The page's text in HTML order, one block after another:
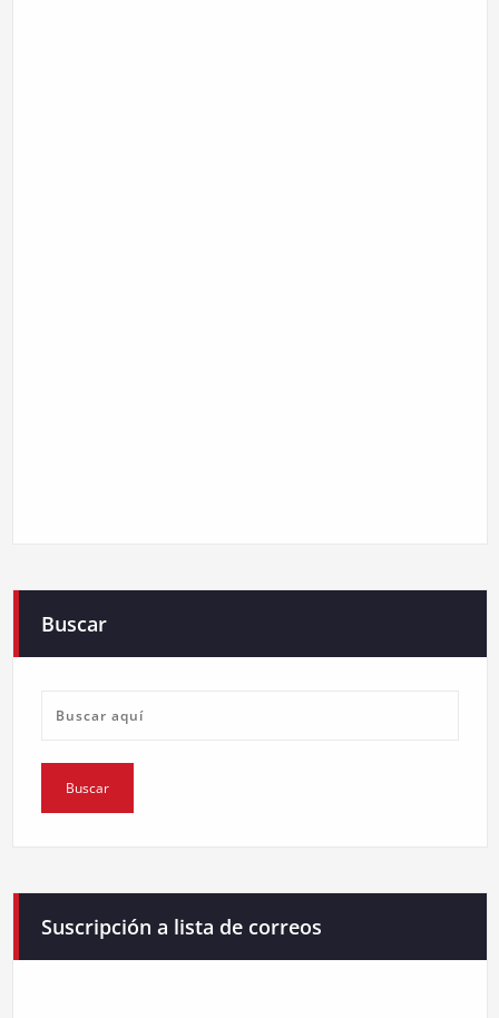
Buscar
Suscripción a lista de correos